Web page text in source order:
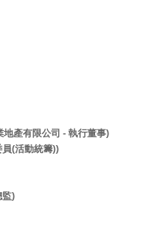
產有限公司 - 執行董事)
(活動統籌))
監)